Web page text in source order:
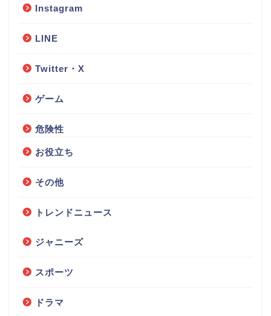
Instagram
LINE
Twitter・X
ゲーム
危険性
お役立ち
その他
トレンドニュース
ジャニーズ
スポーツ
ドラマ